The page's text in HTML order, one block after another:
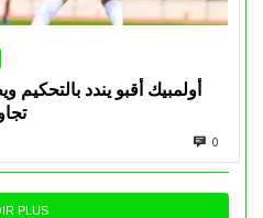
أولمبيك أقبو يندد
0
PLUS